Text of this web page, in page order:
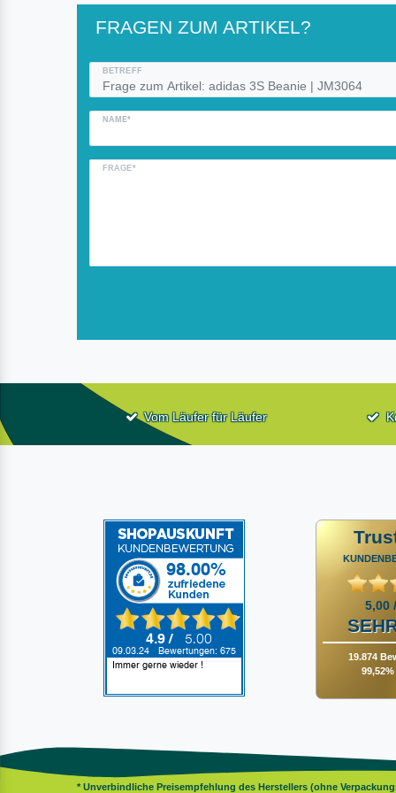
FRAGEN ZUM ARTIKEL?
BETREFF
NAME*
FRAGE*
Vom Läufer für Läufer
5,00
19.874
* Unverbindliche Preisempfehlung des Herstellers (ohne